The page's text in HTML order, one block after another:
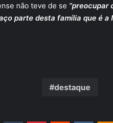
não teve de se “preocupar
parte desta família que é a
destaque
Tumblr PinterestReddit